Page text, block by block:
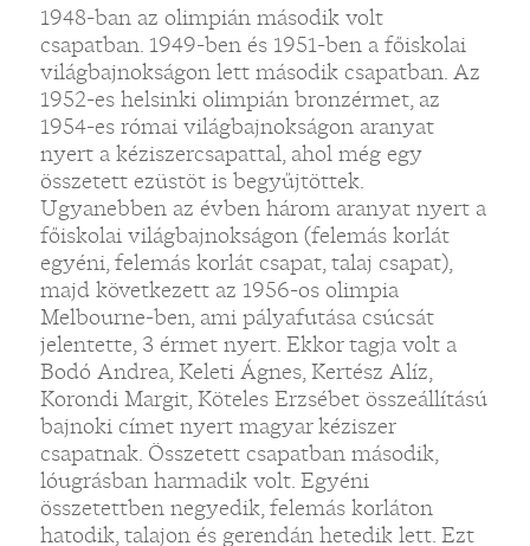
1948-ban az olimpián második volt
csapatban. 1949-ben és 1951-ben a főiskolai
világbajnokságon lett második csapatban. Az
1952-es helsinki olimpián bronzérmet, az
1954-es római világbajnokságon aranyat
nyert a kéziszercsapattal, ahol még egy
összetett ezüstöt is begyűjtöttek.
Ugyanebben az évben három aranyat nyert a
főiskolai világbajnokságon (felemás korlát
egyéni, felemás korlát csapat, talaj csapat),
majd következett az 1956-os olimpia
Melbourne-ben, ami pályafutása csúcsát
jelentette, 3 érmet nyert. Ekkor tagja volt a
Bodó Andrea, Keleti Ágnes, Kertész Alíz,
Korondi Margit, Köteles Erzsébet összeállítású
bajnoki címet nyert magyar kéziszer
csapatnak. Összetett csapatban második,
lóugrásban harmadik volt. Egyéni
összetettben negyedik, felemás korláton
hatodik, talajon és gerendán hetedik lett. Ezt